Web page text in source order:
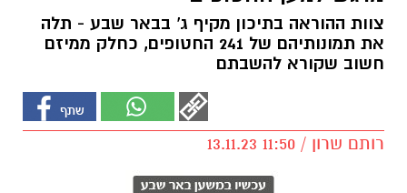
צוות ההוראה בתיכון מקיף ג' בבאר שבע - תלה
את תמונותיהם של 241 החטופים, כחלק ממיזם
חשוב שקורא להשבתם
רותם שרון / 11:50 13.11.23